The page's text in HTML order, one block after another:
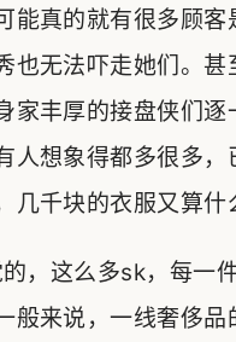
真的就有很多顾
无法吓走她们。
家丰厚的接盘侠们
想象得都多很多
千块的衣服又算什
，这么多sk，每一
来说，一线奢侈